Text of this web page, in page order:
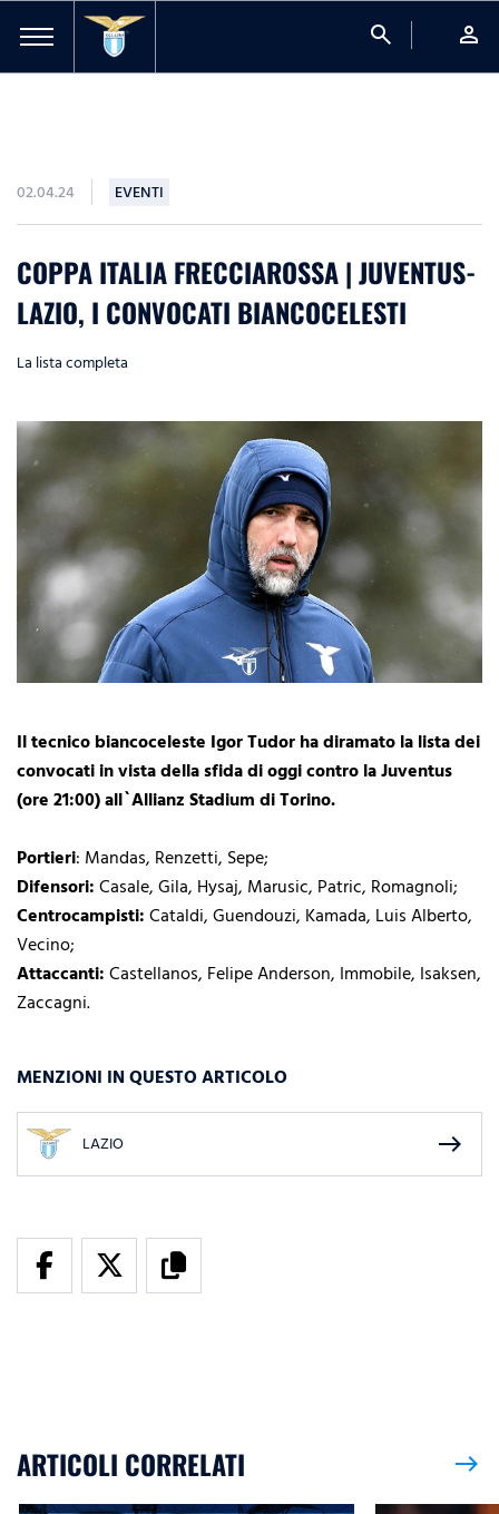
search person
02.04.24 EVENTI
COPPA ITALIA FRECCIAROSSA | JUVENTUS-
LAZIO, I CONVOCATI BIANCOCELESTI
La lista completa
Il tecnico biancoceleste Igor Tudor ha diramato la lista dei
convocati in vista della sfida di oggi contro la Juventus
(ore 21:00) all`Allianz Stadium di Torino.
Portieri: Mandas, Renzetti, Sepe;
Difensori:Casale, Gila, Hysaj, Marusic, Patric, Romagnoli;
Centrocampisti:Cataldi, Guendouzi, Kamada, Luis Alberto,
Vecino;
Attaccanti:Castellanos, Felipe Anderson, Immobile, Isaksen,
Zaccagni.
MENZIONI IN QUESTO ARTICOLO
LAZIO east
ARTICOLI CORRELATI east